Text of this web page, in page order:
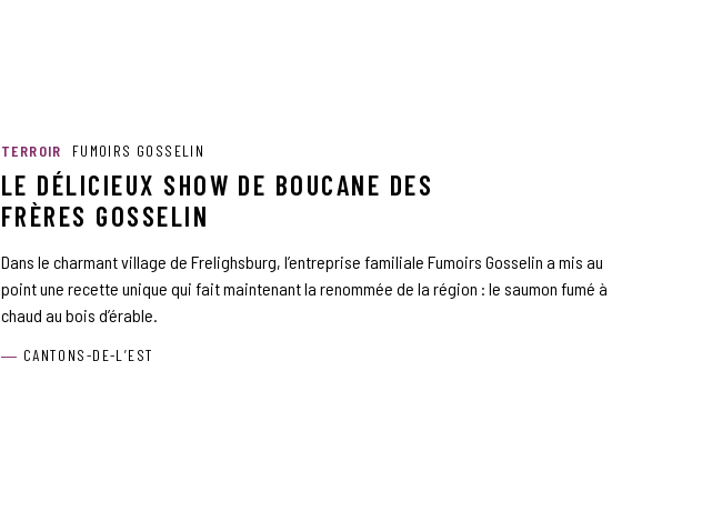
TERROIR FUMOIRS GOSSELIN
LE DÉLICIEUX SHOW DE BOUCANE DES
FRÈRES GOSSELIN
Dans le charmant village de Frelighsburg, l’entreprise familiale Fumoirs Gosselin a mis au
point une recette unique qui fait maintenant la renommée de la région : le saumon fumé à
chaud au bois d’érable.
CANTONS-DE-L’EST